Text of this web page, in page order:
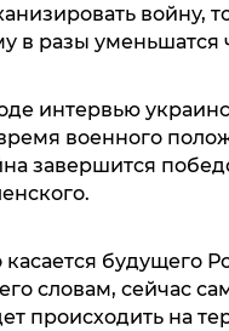
войну,
в разы уменьшатся
интервью
военного
завершится
касается будущего
словам, сейчас
происходить на